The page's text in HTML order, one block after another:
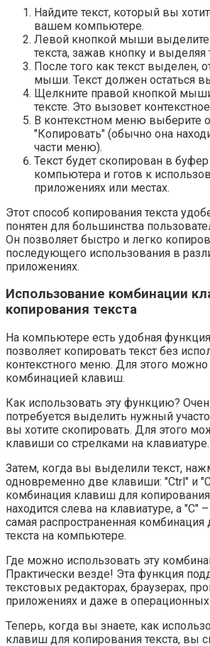
Найдите текст, который вы
вашем компьютере.
Левой кнопкой мыши выделите
текста, зажав кнопку и выделяя
После того как текст выделен,
мыши. Текст должен остаться
Щелкните правой кнопкой
тексте. Это вызовет
В контекстном меню выберите
"Копировать" (обычно она
части меню).
Текст будет скопирован в
компьютера и готов к
приложениях или местах.
Этот способ копирования текста
понятен для большинства
Он позволяет быстро и легко
последующего использования в
приложениях.
Использование комбинации
копирования текста
На компьютере есть удобная
позволяет копировать текст без
контекстного меню. Для этого можно
комбинацией клавиш.
Как использовать эту функцию?
потребуется выделить нужный
вы хотите скопировать. Для этого
клавиши со стрелками на клавиатуре.
Затем, когда вы выделили текст,
одновременно две клавиши: "Ctrl" и
комбинация клавиш для копирования
находится слева на клавиатуре, а "C"
самая распространенная комбинация
текста на компьютере.
Где можно использовать эту
Практически везде! Эта функция
текстовых редакторах, браузерах,
приложениях и даже в операционных
Теперь, когда вы знаете, как
клавиш для копирования текста, вы